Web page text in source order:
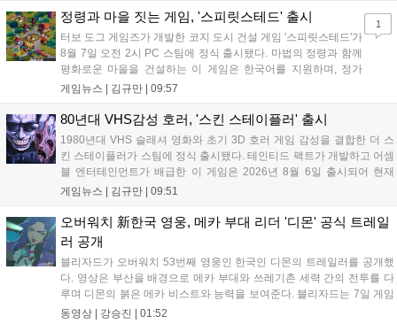
라고 밝혀 향후 행보에 기대감을 모으고 있다. 상세 정보는 공식 홈페이
지에서 확인 가능하다....
정령과 마을 짓는 게임, '스피릿스테드' 출시
터보 도그 게임즈가 개발한 코지 도시 건설 게임 '스피릿스테드'가
8월 7일 오전 2시 PC 스팀에 정식 출시됐다. 마법의 정령과 함께
평화로운 마을을 건설하는 이 게임은 한국어를 지원하며, 정가
10,700원에서 10% 할인된 9,630원에 판매된다. 플레이어는 어
고 정령을 활용해 공동체를 성장시킬 수 있다. 따뜻한 손그림 그
래픽이 특징이며, 부담 없이 즐길 수 있는 힐링 게임으로 기대를
모으고 있다....
게임뉴스 | 김규만 09:57
1
80년대 VHS감성 호러, '스킨 스테이플러' 출시
1980년대 VHS 슬래셔 영화와 초기 3D 호러 게임 감성을 결합한 더 스
킨 스테이플러가 스팀에 정식 출시됐다. 테인티드 팩트가 개발하고 어셈
블 엔터테인먼트가 배급한 이 게임은 2026년 8월 6일 출시되어 현재
15,000원에 판매 중이다. 캐리언 시티를 배경으로 연쇄살인 사건을 추적
통해 밀도 높은 공포를 선사한다....
게임뉴스 | 김규만 09:51
오버워치 新한국 영웅, 메카 부대 리더 '디몬' 공식 트레일
러 공개
블리자드가 오버워치 53번째 영웅인 한국인 디몬의 트레일러를 공개했
다. 영상은 부산을 배경으로 메카 부대와 쓰레기촌 세력 간의 전투를 다
루며 디몬의 붉은 메카 비스트와 능력을 보여준다. 블리자드는 7일 게임
플레이 영상 공개를 시작으로 10일 시즌4 트레일러를 선보이며, 11일 시
동영상 | 강승진 01:52